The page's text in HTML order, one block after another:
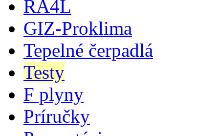
RA4L
GIZ-Proklima
Tepelné čerpadlá
Testy
F plyny
Príručky